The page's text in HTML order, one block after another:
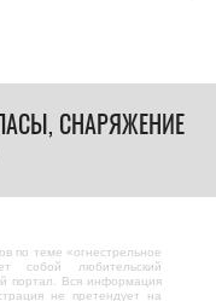
СНАРЯЖЕНИЕ
по теме «огнестрельное
собой любительский
портал. Вся информация
не претендует на